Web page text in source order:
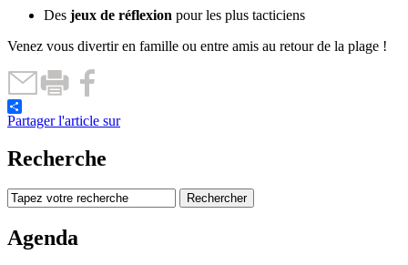
Des jeux de réflexion pour les plus tacticiens
Venez vous divertir en famille ou entre amis au retour de la plage !
Partager l'article sur
Recherche
Agenda